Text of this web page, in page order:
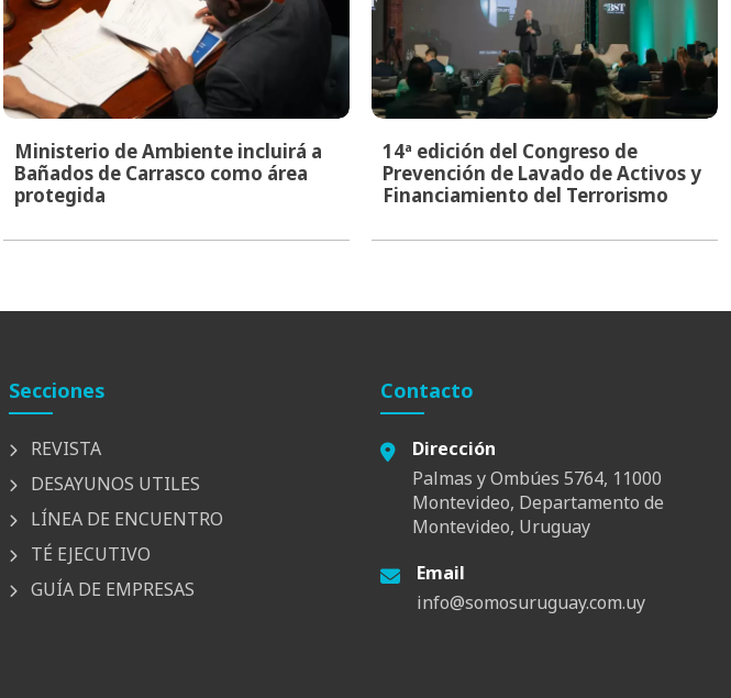
Ministerio de Ambiente incluirá a
Bañados de Carrasco como área
protegida
14ª edición del Congreso de
Prevención de Lavado de Activos y
Financiamiento del Terrorismo
Secciones
REVISTA
DESAYUNOS UTILES
LÍNEA DE ENCUENTRO
TÉ EJECUTIVO
GUÍA DE EMPRESAS
Contacto
Dirección
Palmas y Ombúes 5764, 11000
Montevideo, Departamento de
Montevideo, Uruguay
Email
info@somosuruguay.com.uy